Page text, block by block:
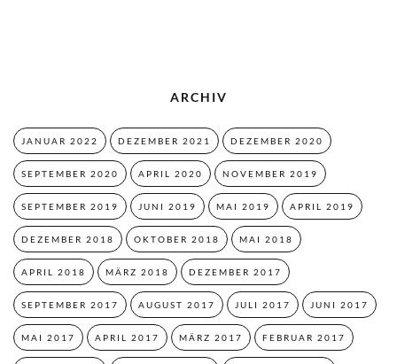
ARCHIV
JANUAR 2022 DEZEMBER 2021 DEZEMBER 2020
SEPTEMBER 2020 APRIL 2020 NOVEMBER 2019
SEPTEMBER 2019 JUNI 2019 MAI 2019 APRIL 2019
DEZEMBER 2018 OKTOBER 2018 MAI 2018
APRIL 2018 MÄRZ 2018 DEZEMBER 2017
SEPTEMBER 2017 AUGUST 2017 JULI 2017 JUNI 2017
MAI 2017 APRIL 2017 MÄRZ 2017 FEBRUAR 2017